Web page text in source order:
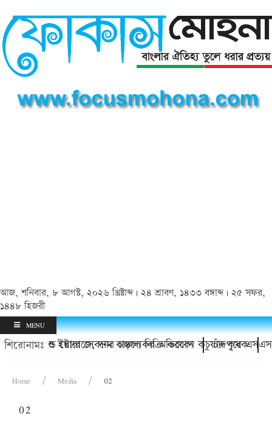
আজ, শনিবার, ৮ আগস্ট, ২০২৬ খ্রিষ্টাব্দ | ২৪ শ্রাবণ, ১৪৩৩ বঙ্গাব্দ | ২৫ সফর,
১৪৪৮ হিজরী
MENU
শিরোনামঃ
হয়রানি ও ইয়াবা সেবনের চাঞ্চল্যকর অভিযোগ চাঁদপুরে
কোল্ড স্টোরেজে, দাম বাড়লে বিক্রি করবেন কচুয়ার কৃষক
Home Media 02
02